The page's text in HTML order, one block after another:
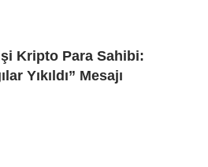
Kripto Para Sahibi:
Yıkıldı” Mesajı